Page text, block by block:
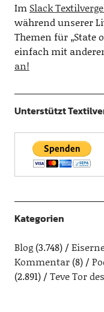
Im Slack
während unserer
Themen für „State
einfach mit
an!
Unterstützt
Kategorien
Blog(3.748)
Kommentar(8)
(2.891)
Teve Tor